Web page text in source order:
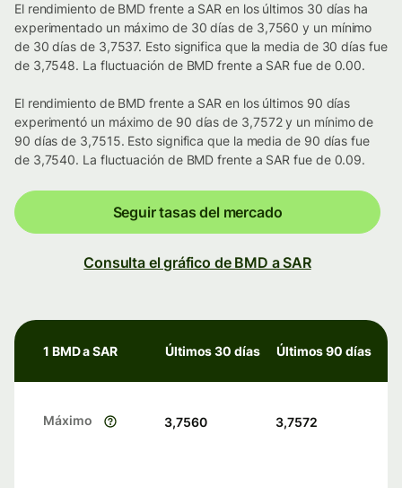
El rendimiento de BMD frente a SAR en los últimos 30 días ha
experimentado un máximo de 30 días de 3,7560 y un mínimo
de 30 días de 3,7537. Esto significa que la media de 30 días fue
de 3,7548. La fluctuación de BMD frente a SAR fue de 0.00.
El rendimiento de BMD frente a SAR en los últimos 90 días
experimentó un máximo de 90 días de 3,7572 y un mínimo de
90 días de 3,7515. Esto significa que la media de 90 días fue
de 3,7540. La fluctuación de BMD frente a SAR fue de 0.09.
Seguir tasas del mercado
Consulta el gráfico de BMD a SAR
1 BMD a SAR Últimos 30 días Últimos 90 días
Máximo 3,7560 3,7572